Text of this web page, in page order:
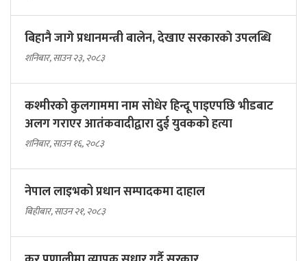
बिहानै जागे प्रधानमन्त्री बालेन, देखाए सरकारकाे उपलब्धि
शनिबार, साउन २३, २०८३
कश्मीरको कुलगाममा नाम सोधेर हिन्दू पाइएपछि भीडबाट
अलग गराएर आतंकवादीद्वारा दुई युवकको हत्या
शनिबार, साउन १६, २०८३
नेपाल लाइभको प्रधान सम्पादकमा दाहाल
बिहीबार, साउन २१, २०८३